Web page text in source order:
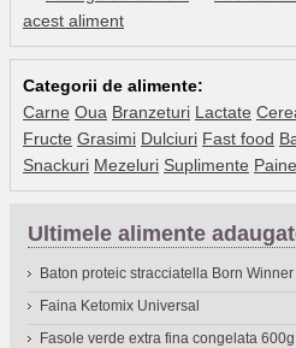
acest aliment
Categorii de alimente:
Carne Oua Branzeturi Lactate
Fructe Grasimi Dulciuri Fast food
Snackuri Mezeluri Suplimente Paine
Ultimele alimente
Baton proteic stracciatella Born Winner
Faina Ketomix Universal
Fasole verde extra fina congelata